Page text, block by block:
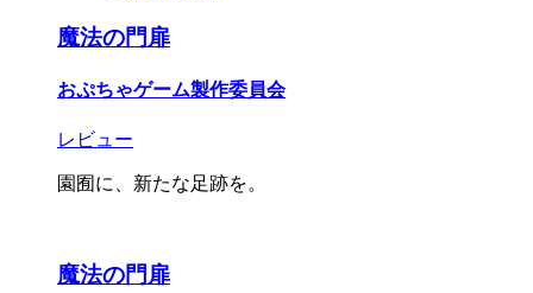
魔法の門扉
おぷちゃゲーム製作委員会
レビュー
園囿に、新たな足跡を。
魔法の門扉